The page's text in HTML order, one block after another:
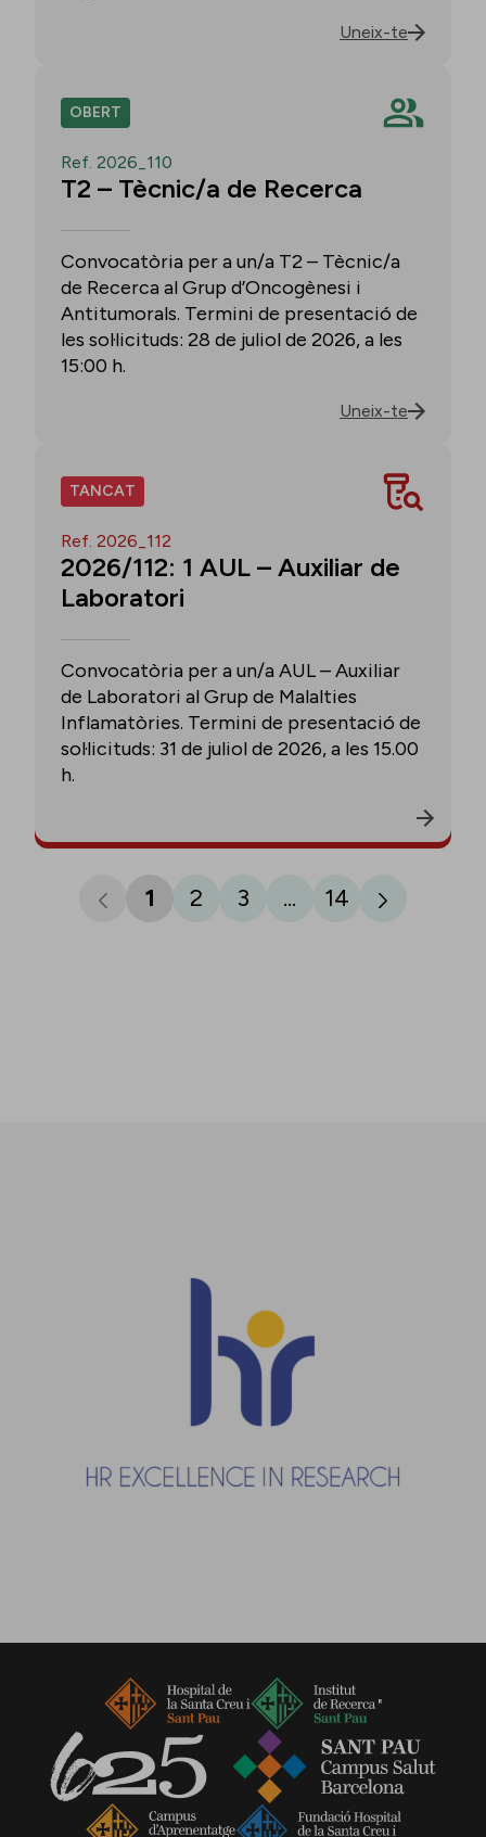
Uneix-te
OBERT
Ref. 2026_110
T2 – Tècnic/a de Recerca
Convocatòria per a un/a T2 – Tècnic/a
de Recerca al Grup d’Oncogènesi i
Antitumorals. Termini de presentació de
les sol·licituds: 28 de juliol de 2026, a les
15:00 h.
Uneix-te
TANCAT
Ref. 2026_112
2026/112: 1 AUL – Auxiliar de
Laboratori
Convocatòria per a un/a AUL – Auxiliar
de Laboratori al Grup de Malalties
Inflamatòries. Termini de presentació de
sol·licituds: 31 de juliol de 2026, a les 15.00
h.
1 2 3 ... 14